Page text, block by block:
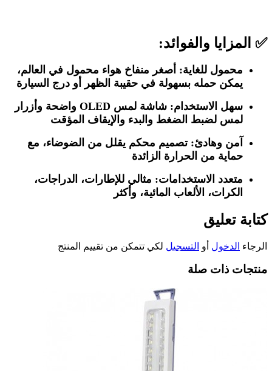
✅ المزايا والفوائد:
محمول للغاية: أصغر منفاخ هواء محمول في العالم،
يمكن حمله بسهولة في حقيبة الظهر أو درج السيارة
سهل الاستخدام: شاشة لمس OLED واضحة وأزرار
لمس لضبط الضغط والبدء والإيقاف المؤقت
آمن وهادئ: تصميم محكم يقلل من الضوضاء، مع
حماية من الحرارة الزائدة
متعدد الاستخدامات: مثالي للإطارات، الدراجات،
الكرات، الألعاب المائية، وأكثر
كتابة تعليق
الرجاء الدخول أو التسجيل لكي تتمكن من تقييم المنتج
منتجات ذات صلة